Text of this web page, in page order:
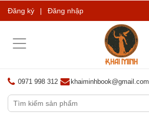
Đăng ký | Đăng nhập
Toggle
0971 998 312 khaiminhbook@gmail.com